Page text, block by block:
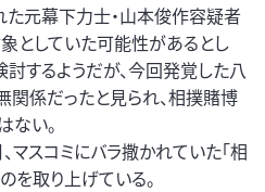
た元幕下力士・山本俊作容疑者
としていた可能性があるとし
するようだが、今回発覚した八
係だったと見られ、相撲賭博
ない。
マスコミにバラ撒かれていた「相
を取り上げている。